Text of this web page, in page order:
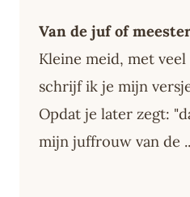
Van de juf of
Kleine meid, met
schrijf ik je mijn
Opdat je later zegt:
mijn juffrouw van de